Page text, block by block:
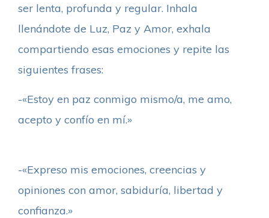
ser lenta, profunda y regular. Inhala
llenándote de Luz, Paz y Amor, exhala
compartiendo esas emociones y repite las
siguientes frases:
-«Estoy en paz conmigo mismo/a, me amo,
acepto y confío en mí.»
-«Expreso mis emociones, creencias y
opiniones con amor, sabiduría, libertad y
confianza.»